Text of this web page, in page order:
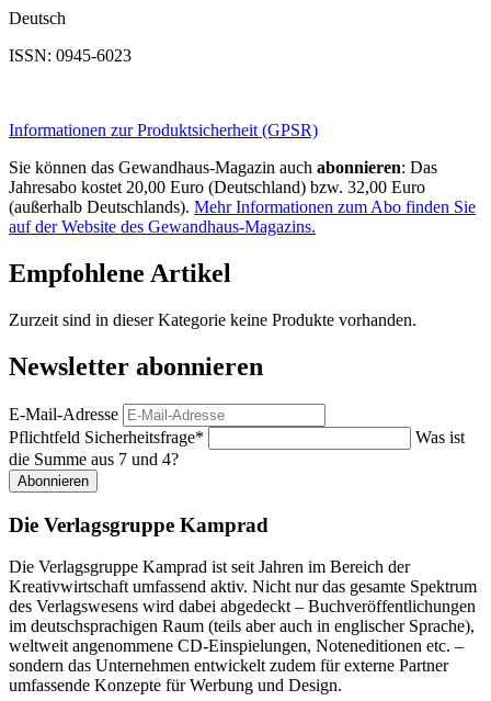
Deutsch
ISSN: 0945-6023
Informationen zur Produktsicherheit (GPSR)
Sie können das Gewandhaus-Magazin auch abonnieren: Das
Jahresabo kostet 20,00 Euro (Deutschland) bzw. 32,00 Euro
(außerhalb Deutschlands). Mehr Informationen zum Abo finden Sie
auf der Website des Gewandhaus-Magazins.
Empfohlene Artikel
Zurzeit sind in dieser Kategorie keine Produkte vorhanden.
Newsletter abonnieren
E-Mail-Adresse
Pflichtfeld Sicherheitsfrage*
Was ist
die Summe aus 7 und 4?
Abonnieren
Die Verlagsgruppe Kamprad
Die Verlagsgruppe Kamprad ist seit Jahren im Bereich der
Kreativwirtschaft umfassend aktiv. Nicht nur das gesamte Spektrum
des Verlagswesens wird dabei abgedeckt – Buchveröffentlichungen
im deutschsprachigen Raum (teils aber auch in englischer Sprache),
weltweit angenommene CD-Einspielungen, Noteneditionen etc. –
sondern das Unternehmen entwickelt zudem für externe Partner
umfassende Konzepte für Werbung und Design.